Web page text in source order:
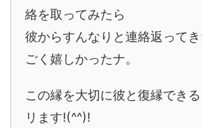
絡を取ってみたら
彼からすんなりと連絡返って
ごく嬉しかったナ。
この縁を大切に彼と復縁でき
リます!(^^)!